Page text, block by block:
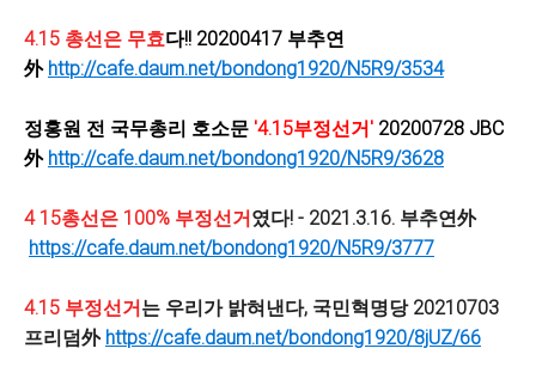
4.15 총선은 무효다!! 20200417 부추연
外 http://cafe.daum.net/bondong1920/N5R9/3534
정홍원 전 국무총리 호소문 '4.15부정선거' 20200728 JBC
外 http://cafe.daum.net/bondong1920/N5R9/3628
4 15총선은 100% 부정선거였다! - 2021.3.16. 부추연外
https://cafe.daum.net/bondong1920/N5R9/3777
4.15 부정선거는 우리가 밝혀낸다, 국민혁명당 20210703
프리덤外 https://cafe.daum.net/bondong1920/8jUZ/66